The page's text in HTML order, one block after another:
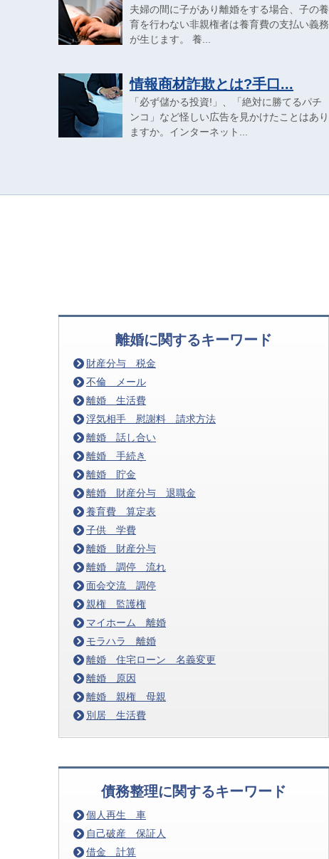
夫婦の間に子があり離婚をする場合、子の養
育を行わない非親権者は養育費の支払い義務
が生じます。 養...
情報商材詐欺とは?手口...
「必ず儲かる投資!」、「絶対に勝てるパチ
ンコ」など怪しい広告を見かけたことはあり
ますか。インターネット...
離婚に関するキーワード
財産分与 税金
不倫 メール
離婚 生活費
浮気相手 慰謝料 請求方法
離婚 話し合い
離婚 手続き
離婚 貯金
離婚 財産分与 退職金
養育費 算定表
子供 学費
離婚 財産分与
離婚 調停 流れ
面会交流 調停
親権 監護権
マイホーム 離婚
モラハラ 離婚
離婚 住宅ローン 名義変更
離婚 原因
離婚 親権 母親
別居 生活費
債務整理に関するキーワード
個人再生 車
自己破産 保証人
借金 計算